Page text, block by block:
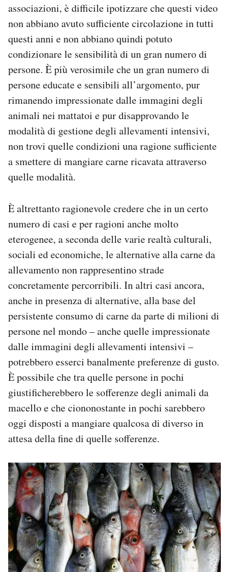
associazioni, è difficile ipotizzare che questi video
non abbiano avuto sufficiente circolazione in tutti
questi anni e non abbiano quindi potuto
condizionare le sensibilità di un gran numero di
persone. È più verosimile che un gran numero di
persone educate e sensibili all’argomento, pur
rimanendo impressionate dalle immagini degli
animali nei mattatoi e pur disapprovando le
modalità di gestione degli allevamenti intensivi,
non trovi quelle condizioni una ragione sufficiente
a smettere di mangiare carne ricavata attraverso
quelle modalità.
È altrettanto ragionevole credere che in un certo
numero di casi e per ragioni anche molto
eterogenee, a seconda delle varie realtà culturali,
sociali ed economiche, le alternative alla carne da
allevamento non rappresentino strade
concretamente percorribili. In altri casi ancora,
anche in presenza di alternative, alla base del
persistente consumo di carne da parte di milioni di
persone nel mondo – anche quelle impressionate
dalle immagini degli allevamenti intensivi –
potrebbero esserci banalmente preferenze di gusto.
È possibile che tra quelle persone in pochi
giustificherebbero le sofferenze degli animali da
macello e che ciononostante in pochi sarebbero
oggi disposti a mangiare qualcosa di diverso in
attesa della fine di quelle sofferenze.